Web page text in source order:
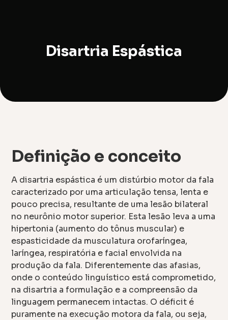
Disartria Espástica
Definição e conceito
A disartria espástica é um distúrbio motor da fala
caracterizado por uma articulação tensa, lenta e
pouco precisa, resultante de uma lesão bilateral
no neurônio motor superior. Esta lesão leva a uma
hipertonia (aumento do tônus muscular) e
espasticidade da musculatura orofaríngea,
laríngea, respiratória e facial envolvida na
produção da fala. Diferentemente das afasias,
onde o conteúdo linguístico está comprometido,
na disartria a formulação e a compreensão da
linguagem permanecem intactas. O déficit é
puramente na execução motora da fala, ou seja,